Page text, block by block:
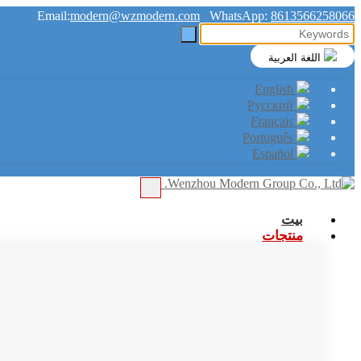
Email:modern@wzmodern.com WhatsApp: 8613566258066
بيت
منتجات